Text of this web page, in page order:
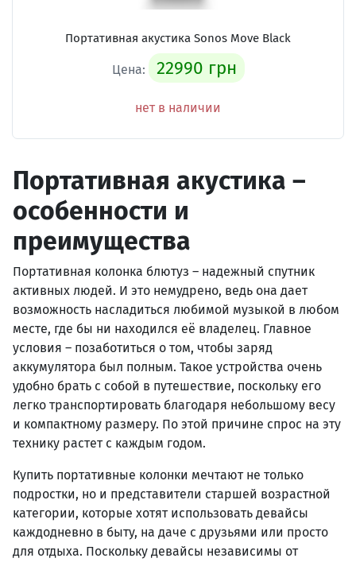
Портативная акустика –
особенности и
преимущества
Портативная колонка блютуз – надежный спутник
активных людей. И это немудрено, ведь она дает
возможность насладиться любимой музыкой в любом
месте, где бы ни находился её владелец. Главное
условия – позаботиться о том, чтобы заряд
аккумулятора был полным. Такое устройства очень
удобно брать с собой в путешествие, поскольку его
легко транспортировать благодаря небольшому весу
и компактному размеру. По этой причине спрос на эту
технику растет с каждым годом.
Купить портативные колонки мечтают не только
подростки, но и представители старшей возрастной
категории, которые хотят использовать девайсы
каждодневно в быту, на даче с друзьями или просто
для отдыха. Поскольку девайсы независимы от
Портативная акустика Sonos Move Black
Цена: 22990 грн
нет в наличии